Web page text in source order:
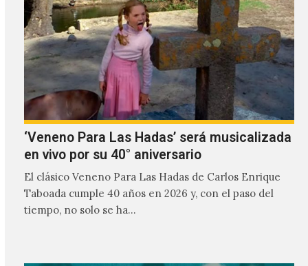
‘Veneno Para Las Hadas’ será musicalizada
en vivo por su 40° aniversario
El clásico Veneno Para Las Hadas de Carlos Enrique
Taboada cumple 40 años en 2026 y, con el paso del
tiempo, no solo se ha…